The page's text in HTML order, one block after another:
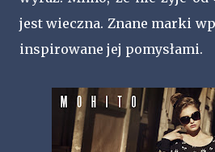
jest wieczna. Znane marki
inspirowane jej pomysłami.